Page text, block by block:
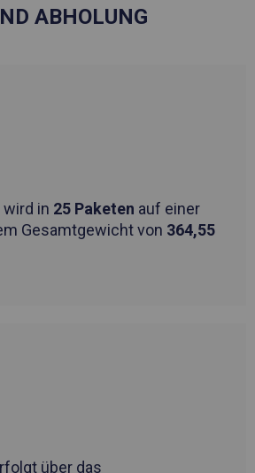
ABHOLUNG
in 25 Paketen auf einer
Gesamtgewicht von 364,55
über das